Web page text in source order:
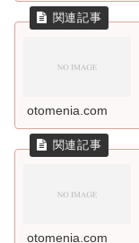
otomenia.com
otomenia.com